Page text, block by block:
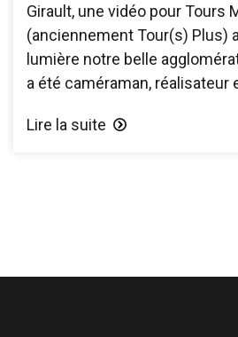
Girault, une vidéo pour Tours
(anciennement Tour(s) Plus)
lumière notre belle
a été caméraman, réalisateur
Lire la suite